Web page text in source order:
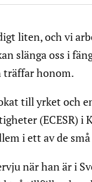
liten, och vi
slänga oss i
träffar honom.
till yrket och
(ECESR)
i ett av de
när han är i